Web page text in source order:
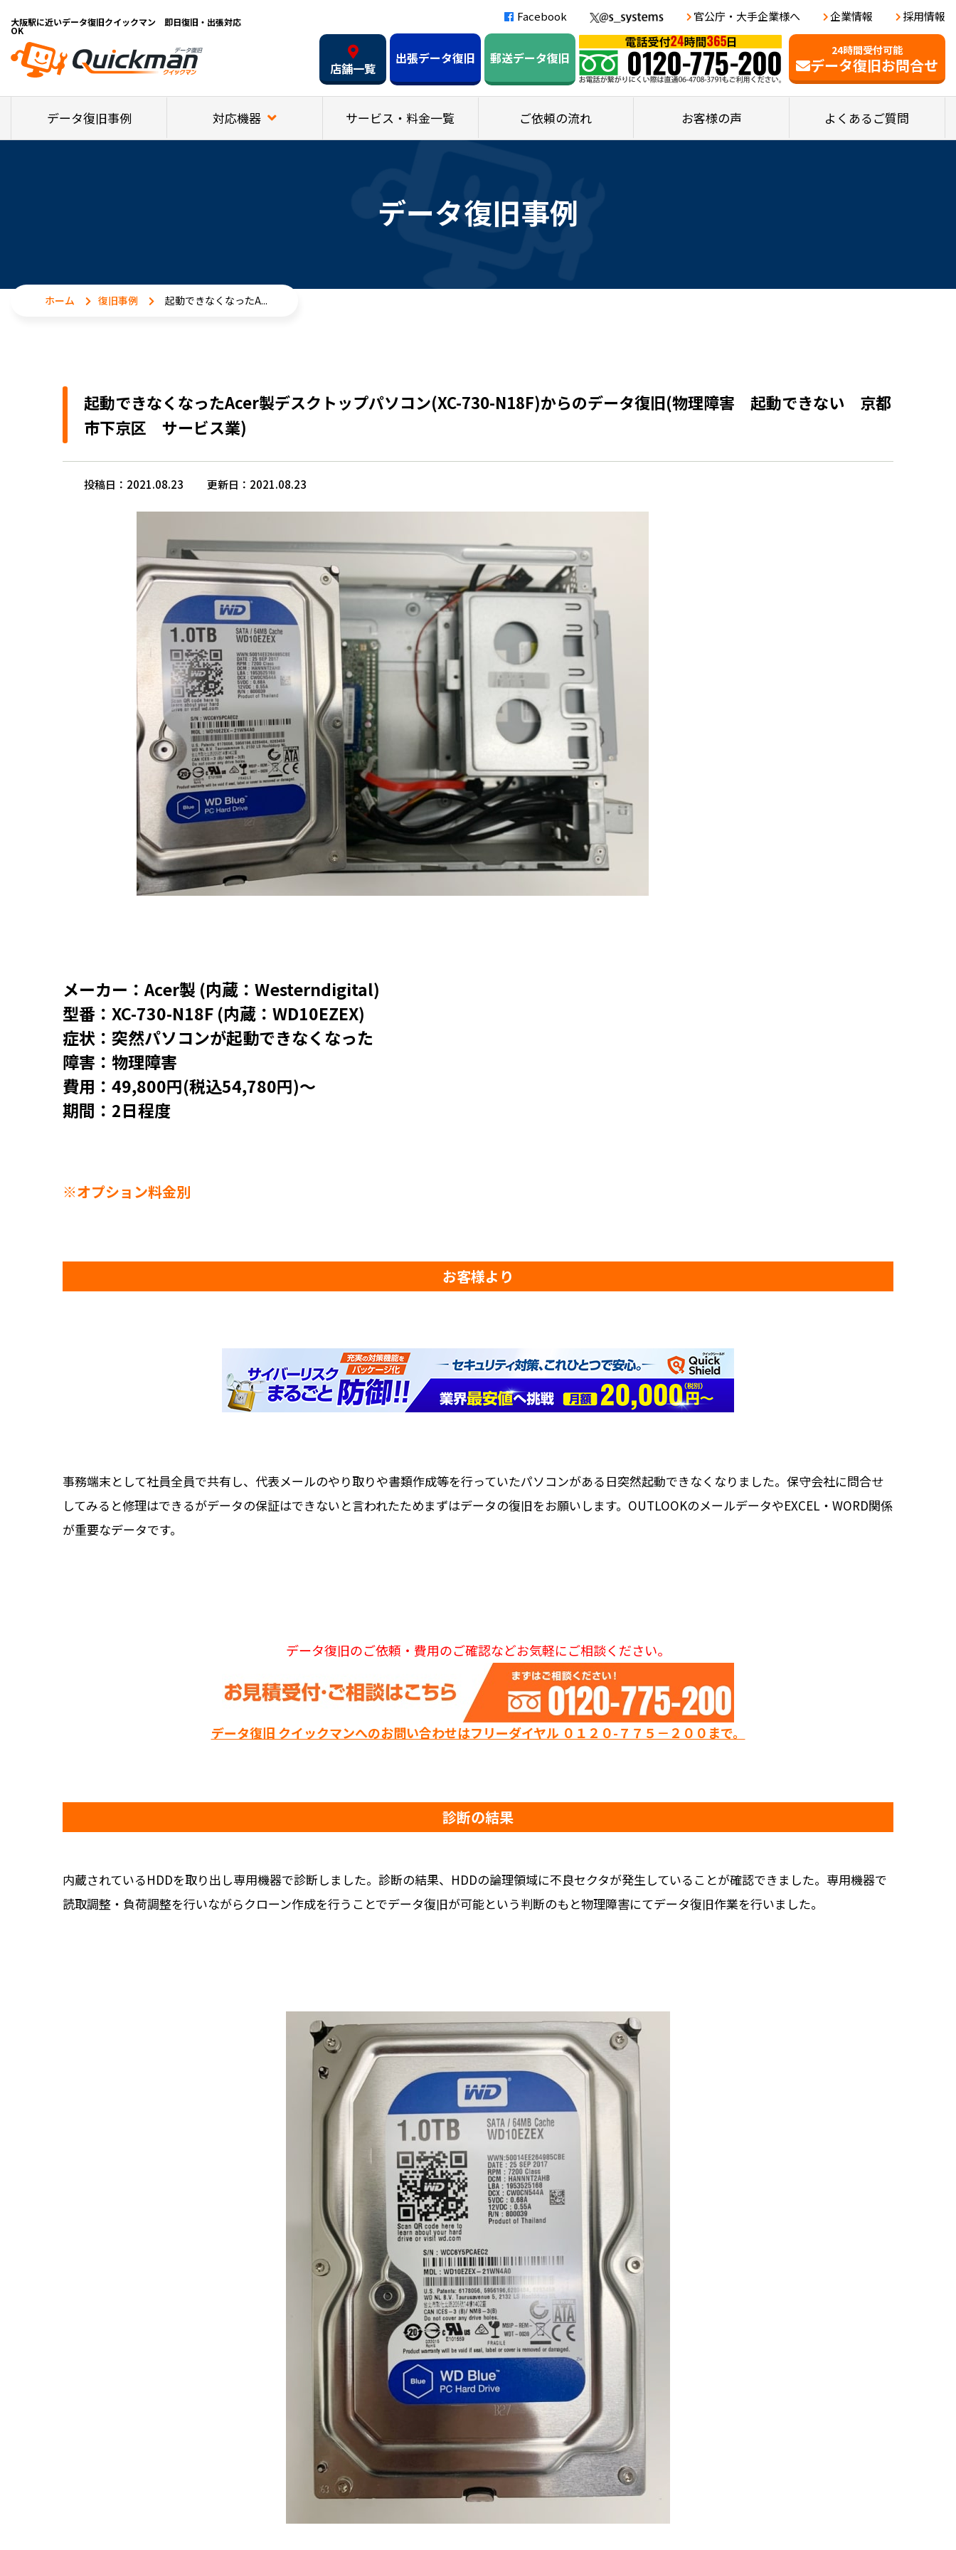
大阪駅に近いデータ復旧クイックマン 即日復旧・出張対応
OK
Facebook 官公庁・大手企業様へ 企業情報 採用情報
24時間受付可能
データ復旧お問合せ
店舗一覧
出張データ復旧 郵送データ復旧
データ復旧事例 対応機器 サービス・料金一覧 ご依頼の流れ お客様の声 よくあるご質問
データ復旧事例
ホーム 復旧事例 起動できなくなったA...
起動できなくなったAcer製デスクトップパソコン(XC-730-N18F)からのデータ復旧(物理障害 起動できない 京都
市下京区 サービス業)
投稿日：2021.08.23 更新日：2021.08.23
メーカー：Acer製 (内蔵：Westerndigital)
型番：XC-730-N18F (内蔵：WD10EZEX)
症状：突然パソコンが起動できなくなった
障害：物理障害
費用：49,800円(税込54,780円)～
期間：2日程度
※オプション料金別
お客様より
事務端末として社員全員で共有し、代表メールのやり取りや書類作成等を行っていたパソコンがある日突然起動できなくなりました。保守会社に問合せ
してみると修理はできるがデータの保証はできないと言われたためまずはデータの復旧をお願いします。OUTLOOKのメールデータやEXCEL・WORD関係
が重要なデータです。
データ復旧のご依頼・費用のご確認などお気軽にご相談ください。
データ復旧 クイックマンへのお問い合わせはフリーダイヤル ０１２０-７７５－２００まで。
診断の結果
内蔵されているHDDを取り出し専用機器で診断しました。診断の結果、HDDの論理領域に不良セクタが発生していることが確認できました。専用機器で
読取調整・負荷調整を行いながらクローン作成を行うことでデータ復旧が可能という判断のもと物理障害にてデータ復旧作業を行いました。